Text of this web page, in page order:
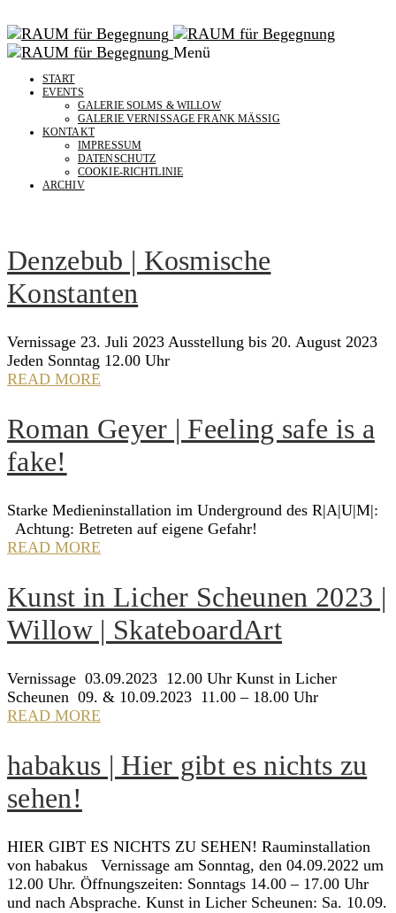
Menü
START
EVENTS
GALERIE SOLMS & WILLOW
GALERIE VERNISSAGE FRANK MÄSSIG
KONTAKT
IMPRESSUM
DATENSCHUTZ
COOKIE-RICHTLINIE
ARCHIV
Denzebub | Kosmische
Konstanten
Vernissage 23. Juli 2023 Ausstellung bis 20. August 2023
Jeden Sonntag 12.00 Uhr
READ MORE
Roman Geyer | Feeling safe is a
fake!
Starke Medieninstallation im Underground des R|A|U|M|:
Achtung: Betreten auf eigene Gefahr!
READ MORE
Kunst in Licher Scheunen 2023 |
Willow | SkateboardArt
Vernissage 03.09.2023 12.00 Uhr Kunst in Licher
Scheunen 09. & 10.09.2023 11.00 – 18.00 Uhr
READ MORE
habakus | Hier gibt es nichts zu
sehen!
HIER GIBT ES NICHTS ZU SEHEN! Rauminstallation
von habakus Vernissage am Sonntag, den 04.09.2022 um
12.00 Uhr. Öffnungszeiten: Sonntags 14.00 – 17.00 Uhr
und nach Absprache. Kunst in Licher Scheunen: Sa. 10.09.